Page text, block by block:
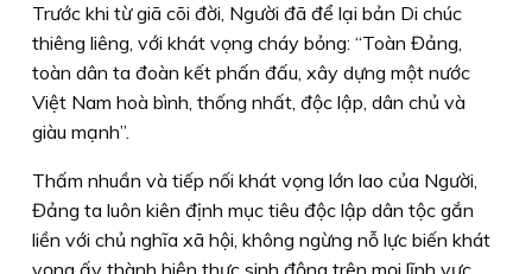
Trước khi từ giã cõi đời, Người đã để lại bản Di chúc
thiêng liêng, với khát vọng cháy bỏng: “Toàn Đảng,
toàn dân ta đoàn kết phấn đấu, xây dựng một nước
Việt Nam hoà bình, thống nhất, độc lập, dân chủ và
giàu mạnh”.
Thấm nhuần và tiếp nối khát vọng lớn lao của Người,
Đảng ta luôn kiên định mục tiêu độc lập dân tộc gắn
liền với chủ nghĩa xã hội, không ngừng nỗ lực biến khát